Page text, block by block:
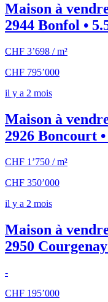
Maison à
2944 Bonfol •
CHF 3’698 / m²
CHF 795’000
il y a 2 mois
Maison à
2926 Boncourt •
CHF 1’750 / m²
CHF 350’000
il y a 2 mois
Maison à
2950
-
CHF 195’000